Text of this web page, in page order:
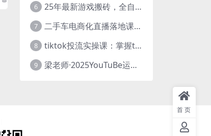
6 25年最新游戏搬砖，全自动挂机，不需要玩游戏，单手机操作日入300+
7 二手车电商化直播落地课，从0到1带你玩转二手车直播
8 tiktok投流实操课：掌握tiktok投流底层逻辑 独家TK投流玩法
9 梁老师·2025YouTuBe运营掘金指南
首页